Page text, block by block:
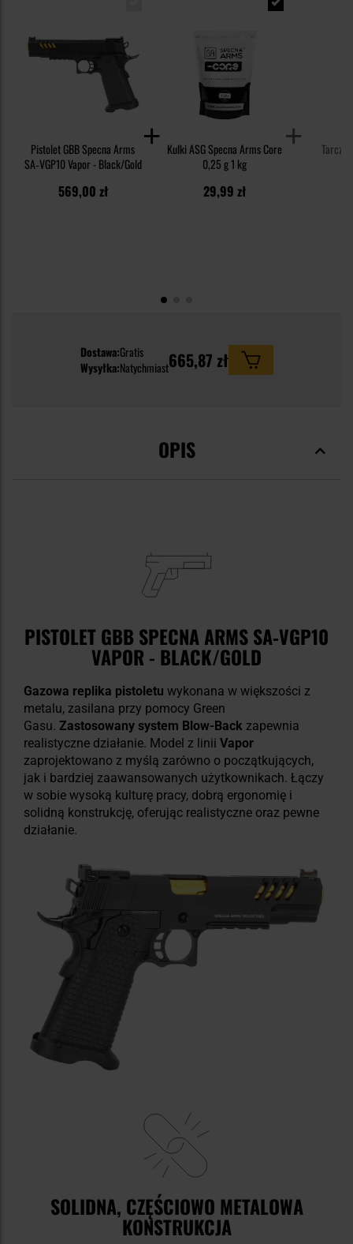
Pistolet GBB Specna Arms
SA‑VGP10 Vapor - Black/Gold
569,00 zł
Kulki ASG Specna Arms Core
0,25 g 1 kg
29,99 zł
Tarcze
Dostawa:Gratis
Wysyłka:Natychmiast665,87 zł
OPIS
PISTOLET GBB SPECNA ARMS SA‑VGP10
VAPOR - BLACK/GOLD
Gazowa replika pistoletu wykonana w większości z
metalu, zasilana przy pomocy Green
Gasu. Zastosowany system Blow-Back zapewnia
realistyczne działanie. Model z linii Vapor
zaprojektowano z myślą zarówno o początkujących,
jak i bardziej zaawansowanych użytkownikach. Łączy
w sobie wysoką kulturę pracy, dobrą ergonomię i
solidną konstrukcję, oferując realistyczne oraz pewne
działanie.
SOLIDNA, CZĘŚCIOWO METALOWA
KONSTRUKCJA